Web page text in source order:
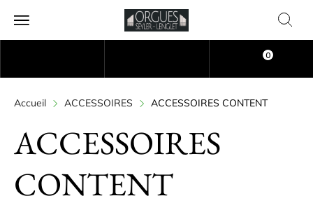
0
Accueil ACCESSOIRES ACCESSOIRES CONTENT
ACCESSOIRES
CONTENT